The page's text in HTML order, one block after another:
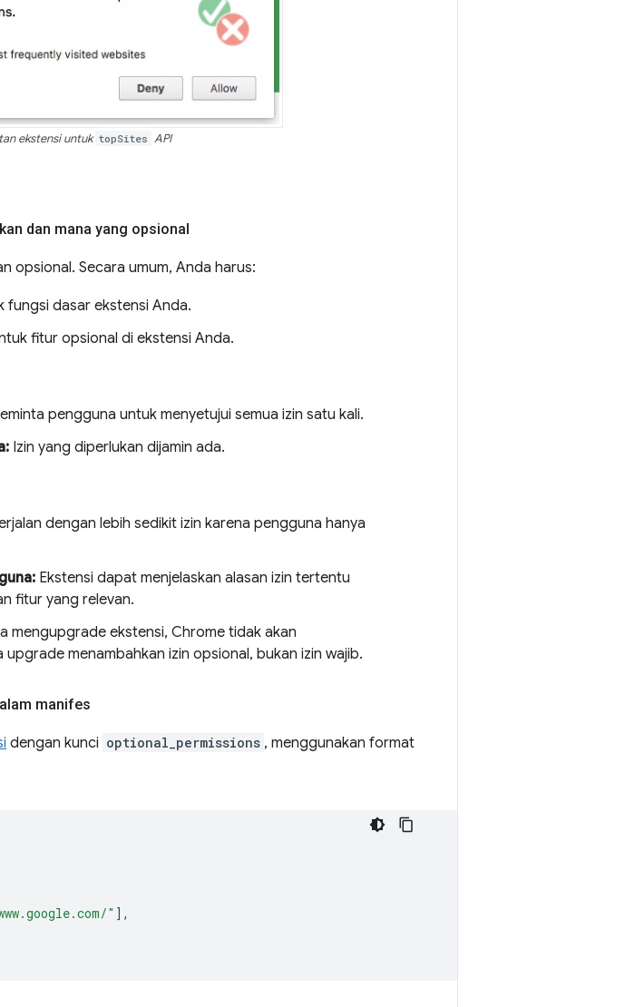
ekstensi untuk topSites API
dan mana yang opsional
opsional. Secara umum, Anda harus:
fungsi dasar ekstensi Anda.
fitur opsional di ekstensi Anda.
pengguna untuk menyetujui semua izin satu kali.
Izin yang diperlukan dijamin ada.
dengan lebih sedikit izin karena pengguna hanya
Ekstensi dapat menjelaskan alasan izin tertentu
fitur yang relevan.
mengupgrade ekstensi, Chrome tidak akan
menambahkan izin opsional, bukan izin wajib.
manifes
dengan kunci optional_permissions , menggunakan format
" ],